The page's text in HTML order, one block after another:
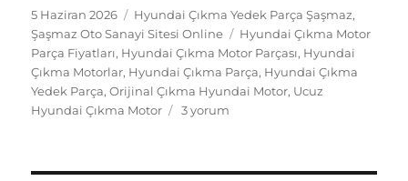
at
s
A
p
k
e
d
I
ai
l
e
g
r
a
ss
e
n
g
tl
o
o
k.
o
a
re
Yayın
tarihi
5 Haziran 2026 Kategoriler
Hyundai Çıkma Yedek Parça Şaşmaz,
Şaşmaz Oto Sanayi Sitesi Online
Etiketler
Hyundai Çıkma Motor
Parça Fiyatları, Hyundai Çıkma Motor Parçası, Hyundai
Çıkma Motorlar, Hyundai Çıkma Parça, Hyundai Çıkma
Yedek Parça,Orijinal Çıkma Hyundai Motor, Ucuz
Hyundai Çıkma Motor
Hyundai
3 yorum